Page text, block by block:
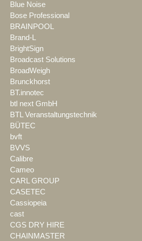
Blue Noise
Bose Professional
BRAINPOOL
Brand-L
BrightSign
Broadcast Solutions
BroadWeigh
Brunckhorst
BT.innotec
btl next GmbH
BTL Veranstaltungstechnik
BÜTEC
bvft
BVVS
Calibre
Cameo
CARL GROUP
CASETEC
Cassiopeia
cast
CGS DRY HIRE
CHAINMASTER